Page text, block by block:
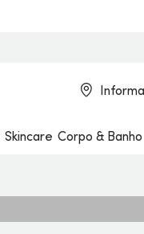
Skincare Corpo & Banho